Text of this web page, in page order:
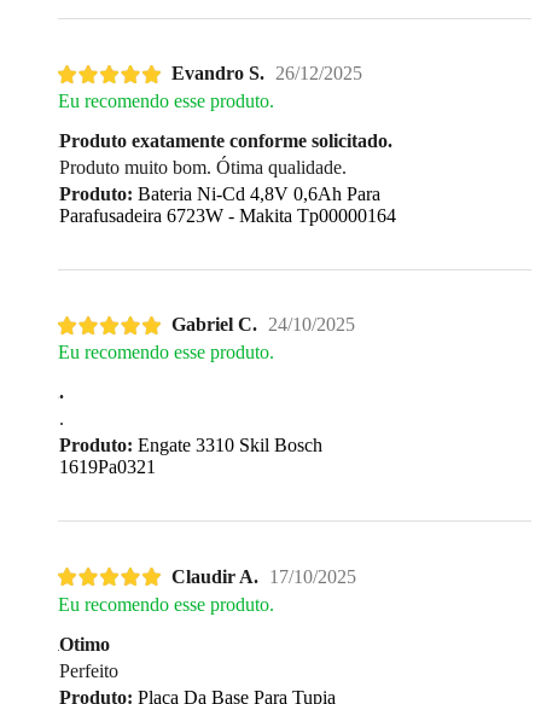
Evandro S. 26/12/2025
Eu recomendo esse produto.
Produto exatamente conforme solicitado.
Produto muito bom. Ótima qualidade.
Produto: Bateria Ni-Cd 4,8V 0,6Ah Para
Parafusadeira 6723W - Makita Tp00000164
Gabriel C. 24/10/2025
Eu recomendo esse produto.
.
.
Produto: Engate 3310 Skil Bosch
1619Pa0321
Claudir A. 17/10/2025
Eu recomendo esse produto.
Otimo
Perfeito
Produto: Placa Da Base Para Tupia